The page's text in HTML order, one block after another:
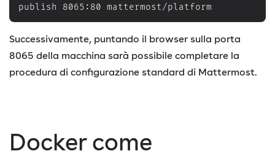
publish 8065:80 mattermost/platform
Successivamente, puntando il browser sulla porta
8065 della macchina sarà possibile completare la
procedura di configurazione standard di Mattermost.
Docker come